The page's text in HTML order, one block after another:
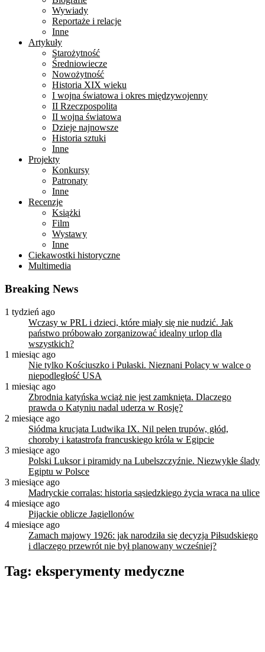
Wywiady
Reportaże i relacje
Inne
Artykuły
Starożytność
Średniowiecze
Nowożytność
Historia XIX wieku
I wojna światowa i okres międzywojenny
II Rzeczpospolita
II wojna światowa
Dzieje najnowsze
Historia sztuki
Inne
Projekty
Konkursy
Patronaty
Inne
Recenzje
Książki
Film
Wystawy
Inne
Ciekawostki historyczne
Multimedia
Breaking News
1 tydzień ago
Wczasy w PRL i dzieci, które miały się nie nudzić. Jak
państwo próbowało zorganizować idealny urlop dla
wszystkich?
1 miesiąc ago
Nie tylko Kościuszko i Pułaski. Nieznani Polacy w walce o
niepodległość USA
1 miesiąc ago
Zbrodnia katyńska wciąż nie jest zamknięta. Dlaczego
prawda o Katyniu nadal uderza w Rosję?
2 miesiące ago
Siódma krucjata Ludwika IX. Nil pełen trupów, głód,
choroby i katastrofa francuskiego króla w Egipcie
3 miesiące ago
Polski Luksor i piramidy na Lubelszczyźnie. Niezwykłe ślady
Egiptu w Polsce
3 miesiące ago
Madryckie corralas: historia sąsiedzkiego życia wraca na ulice
4 miesiące ago
Pijackie oblicze Jagiellonów
4 miesiące ago
Zamach majowy 1926: jak narodziła się decyzja Piłsudskiego
i dlaczego przewrót nie był planowany wcześniej?
Tag: eksperymenty medyczne